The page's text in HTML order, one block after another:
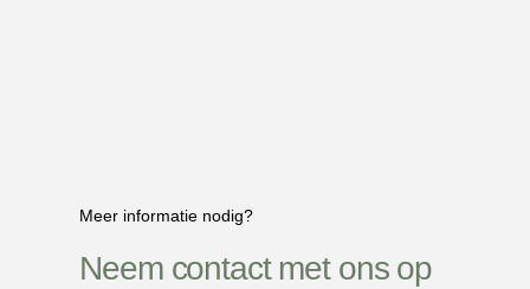
Meer informatie nodig?
Neem contact met ons op